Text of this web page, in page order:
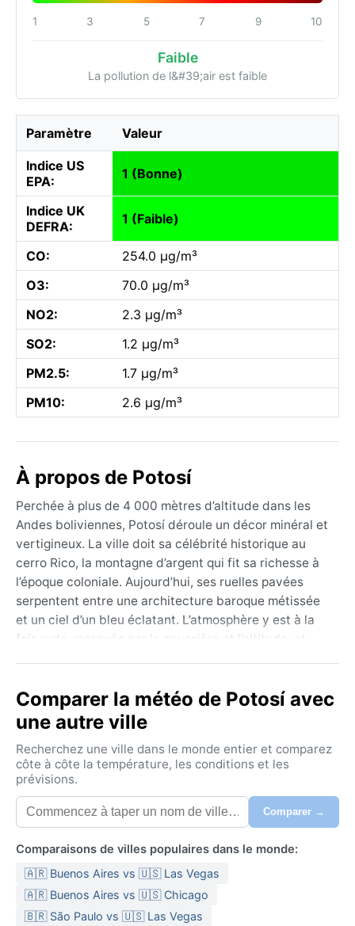
1 3 5 7 9 10
Faible
La pollution de l&#39;air est faible
Paramètre Valeur
Indice US
EPA:
1 (Bonne)
Indice UK
DEFRA:
1 (Faible)
CO:
254.0 µg/m³
O3:
70.0 µg/m³
NO2:
2.3 µg/m³
SO2:
1.2 µg/m³
PM2.5:
1.7 µg/m³
PM10:
2.6 µg/m³
À propos de Potosí
Perchée à plus de 4 000 mètres d’altitude dans les
Andes boliviennes, Potosí déroule un décor minéral et
vertigineux. La ville doit sa célébrité historique au
cerro Rico, la montagne d’argent qui fit sa richesse à
l’époque coloniale. Aujourd’hui, ses ruelles pavées
serpentent entre une architecture baroque métissée
et un ciel d’un bleu éclatant. L’atmosphère y est à la
fois rude, marquée par la poussière et l’altitude, et
retables dorés, tandis que les marchés locaux offrent
un aperçu de la vie quotidienne à près de 4 090
mètres.
Le climat de Potosí est classé BSk, soit semi-aride
froid. Les étés (décembre à février) sont la saison
des pluies, avec de courtes averses l’après-midi et
des températures oscillant entre 5 et 18 °C. Les
tombent souvent sous zéro, avec des gelées
fréquentes, tandis que les journées restent
ensoleillées mais fraîches (0 à 15 °C). L’humidité reste
faible toute l’année, sauf en été. Pour tout voyage sur
Comparer la météo de Potosí avec
une autre ville
Recherchez une ville dans le monde entier et comparez
côte à côte la température, les conditions et les
prévisions.
Comparer →
Comparaisons de villes populaires dans le monde:
🇦🇷 Buenos Aires vs 🇺🇸 Las Vegas
🇦🇷 Buenos Aires vs 🇺🇸 Chicago
🇧🇷 São Paulo vs 🇺🇸 Las Vegas